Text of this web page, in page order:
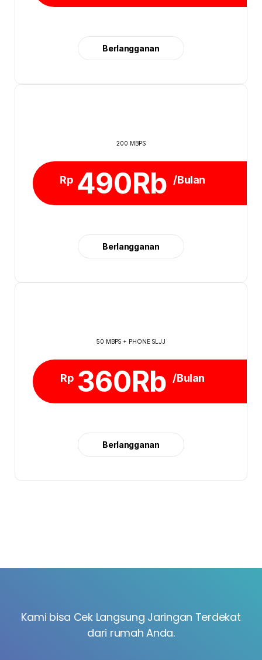
Berlangganan
200 MBPS
Rp 490Rb /Bulan
Berlangganan
50 MBPS + PHONE SLJJ
Rp 360Rb /Bulan
Berlangganan
Kami bisa Cek Langsung Jaringan Terdekat
dari rumah Anda.